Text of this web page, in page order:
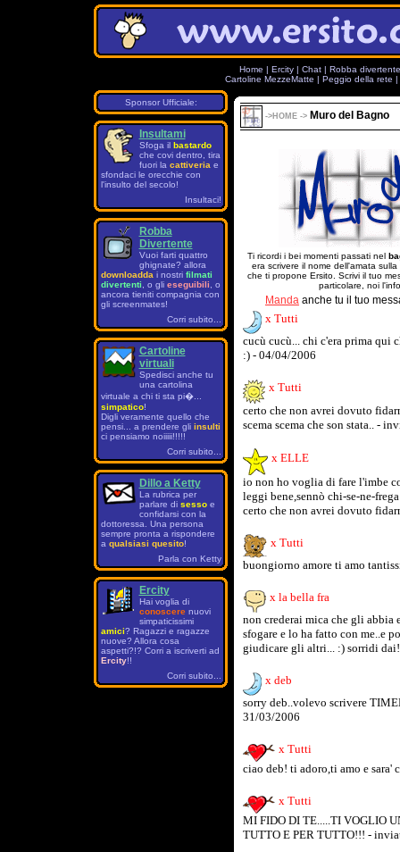
Home | Ercity | Chat | Robba
Cartoline MezzeMatte | Peggio della rete |
Sponsor Ufficiale:
Insultami
Sfoga il bastardo
che covi dentro, tira
fuori la cattiveria e
sfondaci le orecchie con
l'insulto del secolo!
Insultaci!
Robba
Divertente
Vuoi farti quattro
ghignate? allora
downloadda i nostri filmati
divertenti , o gli eseguibili , o
ancora tieniti compagnia con
gli screenmates!
Corri subito...
Cartoline
virtuali
Spedisci anche tu
una cartolina
virtuale a chi ti sta pi�...
simpatico!
Digli veramente quello che
pensi... a prendere gli insulti
ci pensiamo noiiiii!!!!!
Corri subito...
Dillo a Ketty
La rubrica per
parlare di sessoe
confidarsi con la
dottoressa. Una persona
sempre pronta a rispondere
a qualsiasi quesito!
Parla con Ketty
Ercity
Hai voglia di
conoscerenuovi
simpaticissimi
amici? Ragazzi e ragazze
nuove? Allora cosa
aspetti?!? Corri a iscriverti ad
Ercity!!
Corri subito...
-> HOME -> Muro del Bagno
Ti ricordi i bei momenti passati nel
era scrivere il nome dell'amata sulla
che ti propone Ersito. Scrivi il tuo
particolare, noi
Manda anche tu il tuo
x Tutti
cucù cucù... chi c'era prima qui
:) - 04/04/2006
x Tutti
certo che non avrei dovuto
scema scema che son stata.. -
x ELLE
io non ho voglia di fare l'imbe
leggi bene,sennò chi-se-ne-
certo che non avrei dovuto
x Tutti
buongiorno amore ti amo
x la bella fra
non crederai mica che gli
sfogare e lo ha fatto con me..e
giudicare gli altri... :) sorridi
x deb
sorry deb..volevo scrivere
31/03/2006
x Tutti
ciao deb! ti adoro,ti amo e sara'
x Tutti
MI FIDO DI TE.....TI VOGLIO
TUTTO E PER TUTTO!!! -